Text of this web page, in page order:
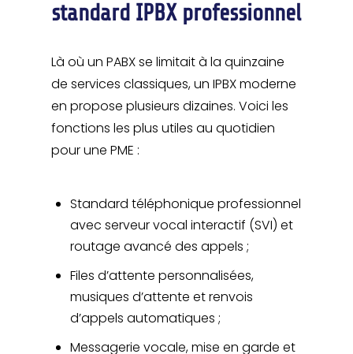
standard IPBX professionnel
Là où un PABX se limitait à la quinzaine
de services classiques, un IPBX moderne
en propose plusieurs dizaines. Voici les
fonctions les plus utiles au quotidien
pour une PME :
Standard téléphonique professionnel
avec serveur vocal interactif (SVI) et
routage avancé des appels ;
Files d’attente personnalisées,
musiques d’attente et renvois
d’appels automatiques ;
Messagerie vocale, mise en garde et